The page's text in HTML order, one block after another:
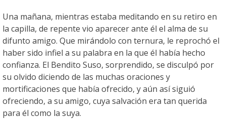
Una mañana, mientras estaba meditando en su retiro en
la capilla, de repente vio aparecer ante él el alma de su
difunto amigo. Que mirándolo con ternura, le reprochó el
haber sido infiel a su palabra en la que él había hecho
confianza. El Bendito Suso, sorprendido, se disculpó por
su olvido diciendo de las muchas oraciones y
mortificaciones que había ofrecido, y aún así siguió
ofreciendo, a su amigo, cuya salvación era tan querida
para él como la suya.